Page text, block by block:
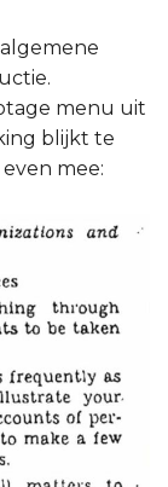
menu uit
blijkt te
mee: